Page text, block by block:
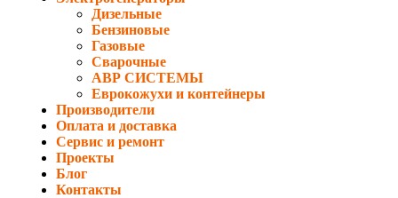
Дизельные
Бензиновые
Газовые
Сварочные
АВР СИСТЕМЫ
Еврокожухи и контейнеры
Производители
Оплата и доставка
Сервис и ремонт
Проекты
Блог
Контакты